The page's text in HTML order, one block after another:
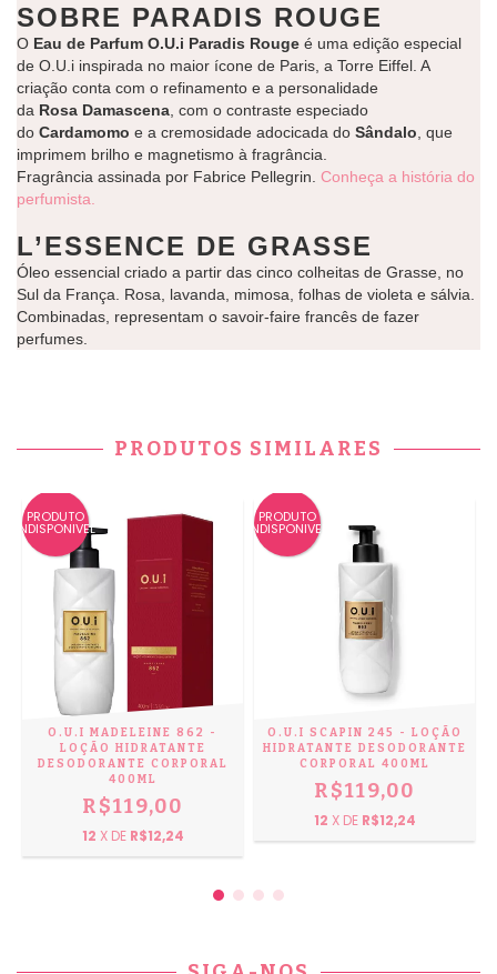
SOBRE PARADIS ROUGE
O Eau de Parfum O.U.i Paradis Rouge é uma edição especial
de O.U.i inspirada no maior ícone de Paris, a Torre Eiffel. A
criação conta com o refinamento e a personalidade
da Rosa Damascena , com o contraste especiado
do Cardamomo e a cremosidade adocicada do Sândalo , que
imprimem brilho e magnetismo à fragrância.
Fragrância assinada por Fabrice Pellegrin. Conheça a história do
perfumista.
L’ESSENCE DE GRASSE
Óleo essencial criado a partir das cinco colheitas de Grasse, no
Sul da França. Rosa, lavanda, mimosa, folhas de violeta e sálvia.
Combinadas, representam o savoir-faire francês de fazer
perfumes.
PRODUTOS SIMILARES
PRODUTO
INDISPONIVEL
O.U.I MADELEINE 862 -
LOÇÃO HIDRATANTE
DESODORANTE CORPORAL
400ML
R$119,00
12 X DE R$12,24
PRODUTO
INDISPONIVEL
O.U.I SCAPIN 245 - LOÇÃO
HIDRATANTE DESODORANTE
CORPORAL 400ML
R$119,00
12 X DE R$12,24